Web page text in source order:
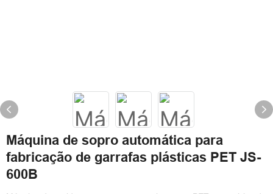
Máquina de sopro automática para
fabricação de garrafas plásticas PET JS-
600B